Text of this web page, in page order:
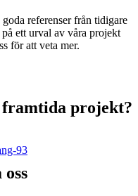
referenser från tidigare
ett urval av våra projekt
för att veta mer.
projekt?